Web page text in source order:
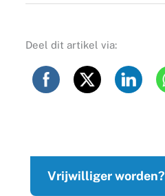
Deel dit artikel via:
Vrijwilliger worden?